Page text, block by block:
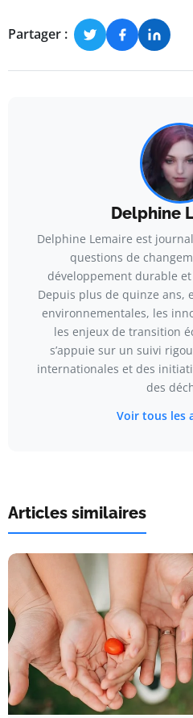
Partager :
Delphine
Delphine Lemaire est
questions de
développement durable
Depuis plus de quinze ans,
environnementales, les
les enjeux de transition
s’appuie sur un suivi
internationales et des
des
Voir tous les
Articles similaires